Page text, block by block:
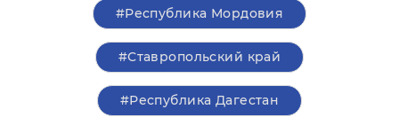
#Республика Мордовия
#Ставропольский край
#Республика Дагестан